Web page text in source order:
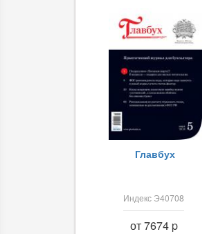
Главбух
Индекс Э40708
от 7674 p